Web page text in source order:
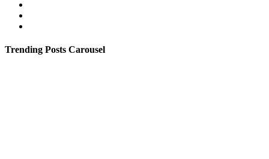
Trending Posts Carousel